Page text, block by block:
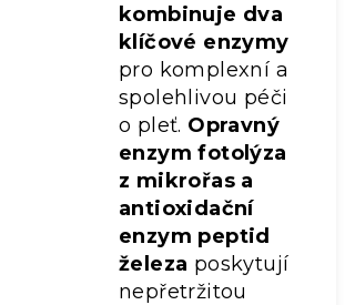
kombinuje dva
klíčové enzymy
pro komplexní a
spolehlivou péči
o pleť. Opravný
enzym fotolýza
z mikrořas a
antioxidační
enzym peptid
železa poskytují
nepřetržitou